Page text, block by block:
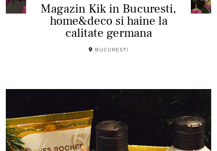
Magazin Kik in Bucuresti,
home&deco si haine la
calitate germana
BUCURESTI